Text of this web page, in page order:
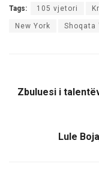
Tags: 105 vjetori
New York Shoqata
Zbuluesi i
Lule